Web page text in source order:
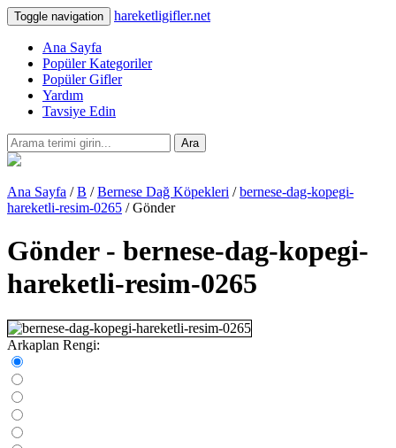
Toggle navigation hareketligifler.net
Ana Sayfa
Popüler Kategoriler
Popüler Gifler
Yardım
Tavsiye Edin
Ara
Ana Sayfa /B /Bernese Dağ Köpekleri /bernese-dag-kopegi-
hareketli-resim-0265 / Gönder
Gönder - bernese-dag-kopegi-
hareketli-resim-0265
Arkaplan Rengi: